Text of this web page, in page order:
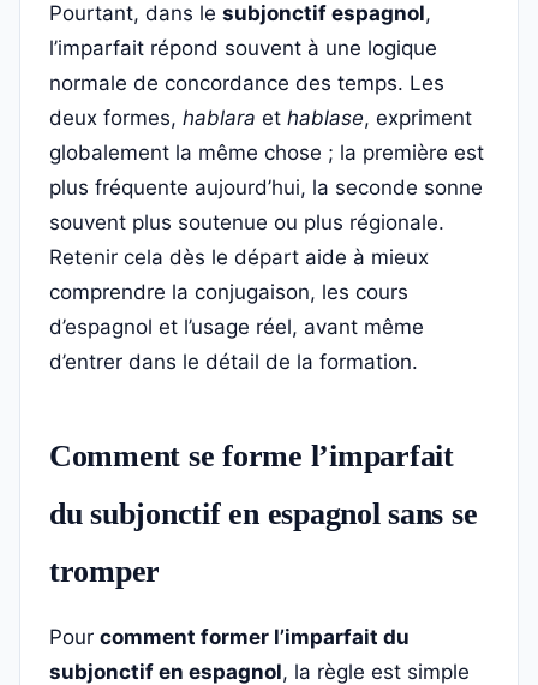
Pourtant, dans le subjonctif espagnol,
l’imparfait répond souvent à une logique
normale de concordance des temps. Les
deux formes, hablara et hablase, expriment
globalement la même chose ; la première est
plus fréquente aujourd’hui, la seconde sonne
souvent plus soutenue ou plus régionale.
Retenir cela dès le départ aide à mieux
comprendre la conjugaison, les cours
d’espagnol et l’usage réel, avant même
d’entrer dans le détail de la formation.
Comment se forme l’imparfait
du subjonctif en espagnol sans se
tromper
Pour comment former l’imparfait du
subjonctif en espagnol, la règle est simple